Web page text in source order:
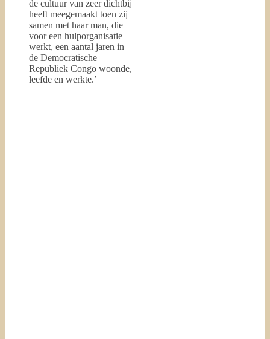
de cultuur van zeer dichtbij
heeft meegemaakt toen zij
samen met haar man, die
voor een hulporganisatie
werkt, een aantal jaren in
de Democratische
Republiek Congo woonde,
leefde en werkte.’